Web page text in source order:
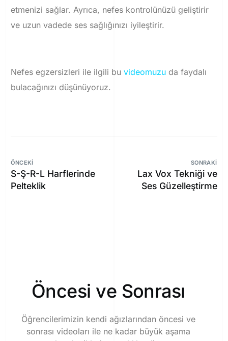
etmenizi sağlar.Ayrıca, nefes kontrolünüzü geliştirir
ve uzun vadede ses sağlığınızı iyileştirir.
Nefes egzersizleri ile ilgili buvideomuzu da faydalı
bulacağınızı düşünüyoruz.
ÖNCEKI
S-Ş-R-L Harflerinde
Pelteklik
SONRAKI
Lax Vox Tekniği ve
Ses Güzelleştirme
Öncesi ve Sonrası
Öğrencilerimizin kendi ağızlarından öncesi ve
sonrası videoları ile ne kadar büyük aşama